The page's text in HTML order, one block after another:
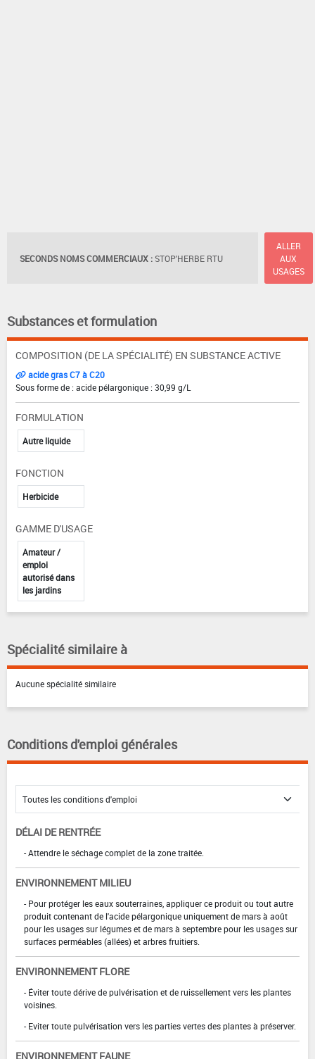
SECONDS NOMS COMMERCIAUX : STOP'HERBE RTU
ALLER
AUX
USAGES
Substances et formulation
COMPOSITION (DE LA SPÉCIALITÉ) EN SUBSTANCE ACTIVE
acide gras C7 à C20
Sous forme de : acide pélargonique : 30,99 g/L
FORMULATION
Autre liquide
FONCTION
Herbicide
GAMME D'USAGE
Amateur /
emploi
autorisé dans
les jardins
Spécialité similaire à
Aucune spécialité similaire
Conditions d'emploi générales
DÉLAI DE RENTRÉE
- Attendre le séchage complet de la zone traitée.
ENVIRONNEMENT MILIEU
- Pour protéger les eaux souterraines, appliquer ce produit ou tout autre
produit contenant de l'acide pélargonique uniquement de mars à août
pour les usages sur légumes et de mars à septembre pour les usages sur
surfaces perméables (allées) et arbres fruitiers.
ENVIRONNEMENT FLORE
- Éviter toute dérive de pulvérisation et de ruissellement vers les plantes
voisines.
- Eviter toute pulvérisation vers les parties vertes des plantes à préserver.
ENVIRONNEMENT FAUNE